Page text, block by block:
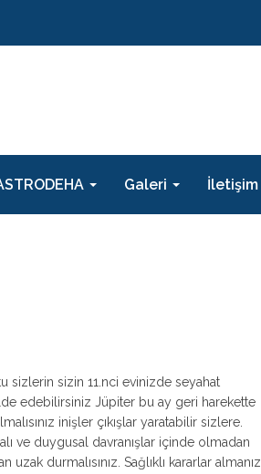
Galeri İletişim
sizin 11.nci evinizde seyahat
edebilirsiniz Jüpiter bu ay geri harekette
inişler çıkışlar yaratabilir sizlere.
ve duygusal davranışlar içinde olmadan
durmalısınız. Sağlıklı kararlar almanız